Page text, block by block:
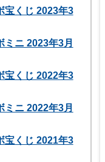
宝くじ 2023年3
ミニ 2023年3月
宝くじ 2022年3
ミニ 2022年3月
宝くじ 2021年3